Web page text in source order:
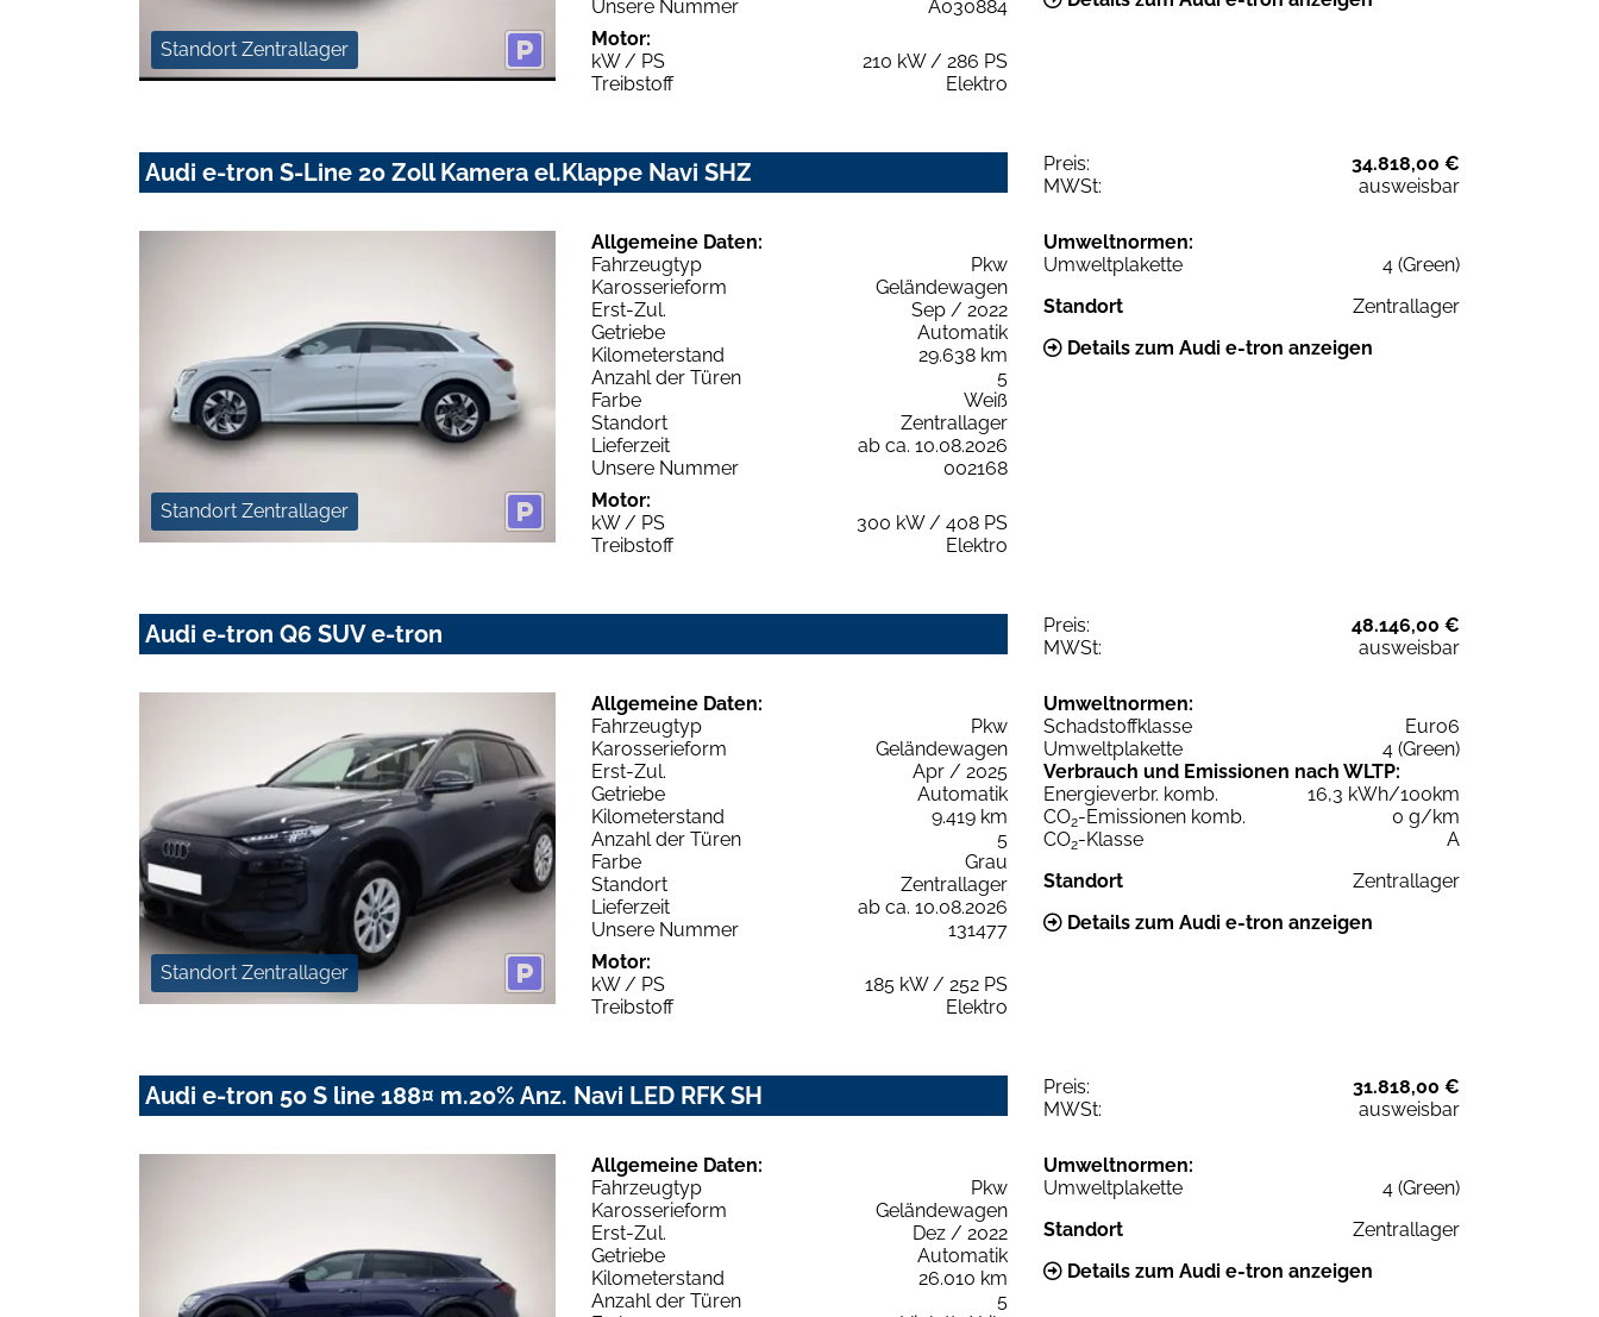
Standort Zentrallager
Unsere Nummer
A030884
Motor:
kW / PS
210 kW / 286 PS
Treibstoff
Elektro
Audi e-tron S-Line 20 Zoll Kamera el.Klappe Navi SHZ Preis:
34.818,00 €
MWSt:
ausweisbar
Standort Zentrallager
Allgemeine Daten:
Fahrzeugtyp
Pkw
Karosserieform
Geländewagen
Erst-Zul.
Sep / 2022
Getriebe
Automatik
Kilometerstand
29.638 km
Anzahl der Türen
5
Farbe
Weiß
Standort
Zentrallager
Lieferzeit
ab ca. 10.08.2026
Unsere Nummer
002168
Motor:
kW / PS
300 kW / 408 PS
Treibstoff
Elektro
Umweltnormen:
Umweltplakette
4 (Green)
Standort
Zentrallager
Details zum Audi e-tron anzeigen
Audi e-tron Q6 SUV e-tron Preis:
48.146,00 €
MWSt:
ausweisbar
Standort Zentrallager
Allgemeine Daten:
Fahrzeugtyp
Pkw
Karosserieform
Geländewagen
Erst-Zul.
Apr / 2025
Getriebe
Automatik
Kilometerstand
9.419 km
Anzahl der Türen
5
Farbe
Grau
Standort
Zentrallager
Lieferzeit
ab ca. 10.08.2026
Unsere Nummer
131477
Motor:
kW / PS
185 kW / 252 PS
Treibstoff
Elektro
Umweltnormen:
Schadstoffklasse
Euro6
Umweltplakette
4 (Green)
Verbrauch und Emissionen nach WLTP:
Energieverbr. komb.
16,3 kWh/100km
CO2-Emissionen komb.
0 g/km
CO2-Klasse
A
Standort
Zentrallager
Details zum Audi e-tron anzeigen
Audi e-tron 50 S line 188¤ m.20% Anz. Navi LED RFK SH Preis:
31.818,00 €
MWSt:
ausweisbar
Allgemeine Daten:
Fahrzeugtyp
Pkw
Karosserieform
Geländewagen
Erst-Zul.
Dez / 2022
Getriebe
Automatik
Kilometerstand
26.010 km
Anzahl der Türen
5
Umweltnormen:
Umweltplakette
4 (Green)
Standort
Zentrallager
Details zum Audi e-tron anzeigen